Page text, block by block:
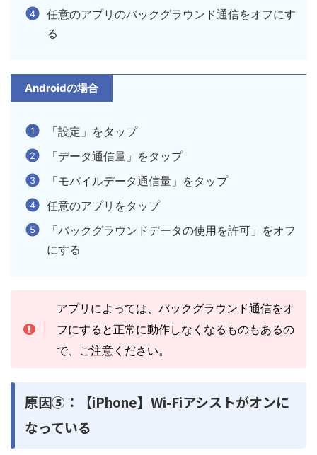
任意のアプリのバックグラウンド通信をオフにす
る
Androidの場合
「設定」をタップ
「データ通信量」をタップ
「モバイルデータ通信量」をタップ
任意のアプリをタップ
「バックグラウンドデータの使用を許可」をオフ
にする
アプリによっては、バックグラウンド通信をオ
フにすると正常に動作しなくなるものもあるの
で、ご注意ください。
原因⑤：【iPhone】Wi-Fiアシストがオンに
なっている